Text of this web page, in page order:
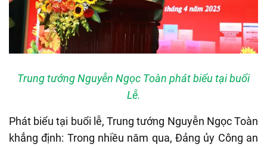
Trung tướng Nguyễn Ngọc Toàn phát biểu tại buổi
Lễ.
Phát biểu tại buổi lễ, Trung tướng Nguyễn Ngọc Toàn
khẳng định: Trong nhiều năm qua, Đảng ủy Công an